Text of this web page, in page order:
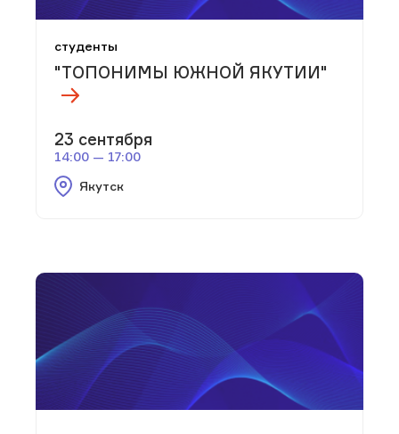
студенты
"ТОПОНИМЫ ЮЖНОЙ ЯКУТИИ"
23 сентября
14:00 — 17:00
Якутск